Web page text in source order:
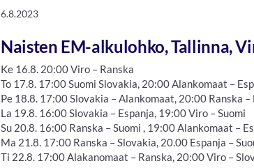
6.8.2023
Naisten EM-alkulohko, Tallinna,
Ke 16.8. 20:00 Viro – Ranska
To 17.8. 17:00 Suomi Slovakia, 20:00 Alankomaat –
Pe 18.8. 17:00 Slovakia – Alankomaat, 20:00 Ranska –
La 19.8. 16:00 Slovakia – Espanja, 19:00 Viro – Suomi
Su 20.8. 16:00 Ranska – Suomi , 19:00 Alankomaat –
Ma 21.8. 17:00 Ranska – Slovakia, 20.00 Espanja –
Ti 22.8. 17:00 Alakanomaat – Ranska, 20:00 Viro –